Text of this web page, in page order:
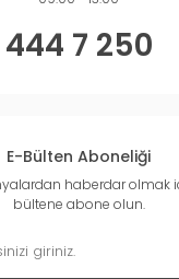
444 7 250
E-Bülten Aboneliği
haberdar olmak
bültene abone olun.